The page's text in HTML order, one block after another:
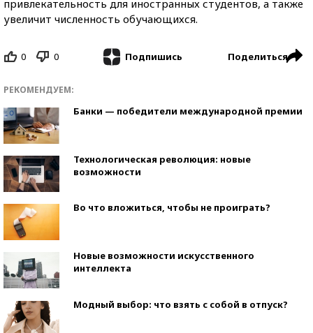
привлекательность для иностранных студентов, а также
увеличит численность обучающихся.
0 0 Подпишись Поделиться
РЕКОМЕНДУЕМ:
Банки — победители международной премии
Технологическая революция: новые
возможности
Во что вложиться, чтобы не проиграть?
Новые возможности искусственного
интеллекта
Модный выбор: что взять с собой в отпуск?